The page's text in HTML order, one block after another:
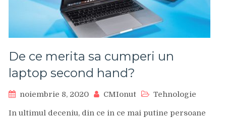
De ce merita sa cumperi un
laptop second hand?
noiembrie 8, 2020 CMIonut Tehnologie
In ultimul deceniu, din ce in ce mai putine persoane